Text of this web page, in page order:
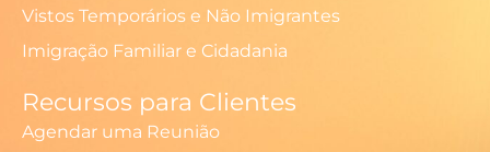
Vistos Temporários e Não Imigrantes
Imigração Familiar e Cidadania
Recursos para Clientes
Agendar uma Reunião